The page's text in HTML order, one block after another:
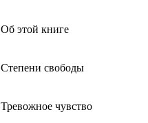
Об этой книге
Степени свободы
Тревожное чувство